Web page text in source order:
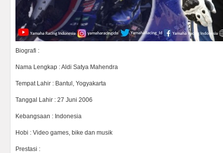
Biografi :
Nama Lengkap : Aldi Satya Mahendra
Tempat Lahir : Bantul, Yogyakarta
Tanggal Lahir : 27 Juni 2006
Kebangsaan : Indonesia
Hobi : Video games, bike dan musik
Prestasi :